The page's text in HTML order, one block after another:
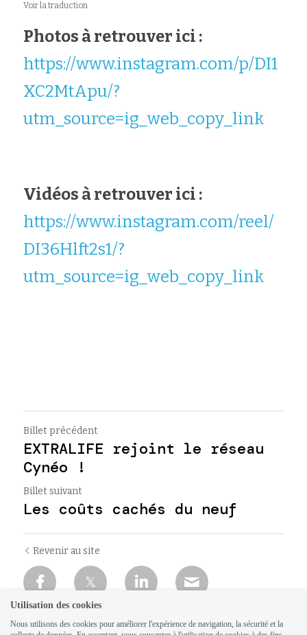
Voir la traduction
Photos à retrouver ici :
https://www.instagram.com/p/DI1
XC2MtApu/?
utm_source=ig_web_copy_link
Vidéos à retrouver ici :
https://www.instagram.com/reel/
DI36Hlft2s1/?
utm_source=ig_web_copy_link
Billet précédent
EXTRALIFE rejoint le réseau
Cynéo !
Billet suivant
Les coûts cachés du neuf
Revenir au site
Utilisation des cookies
Nous utilisons des cookies pour améliorer l'expérience de navigation, la sécurité et la